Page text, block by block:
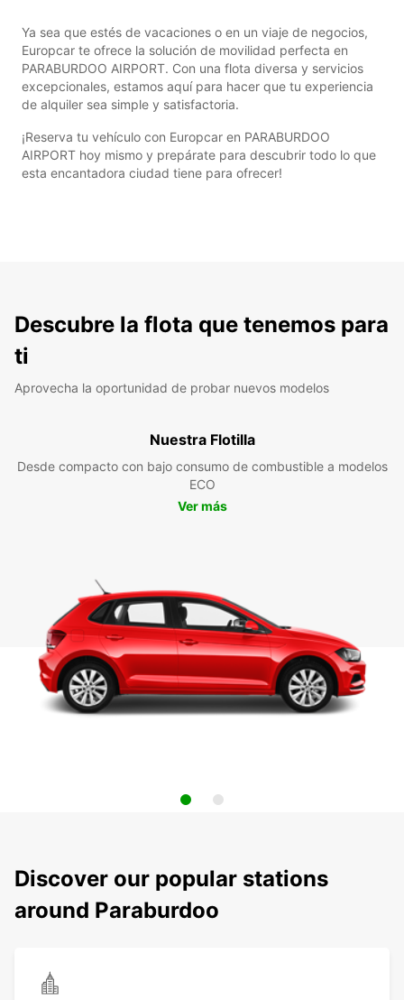
Ya sea que estés de vacaciones o en un viaje de negocios,
Europcar te ofrece la solución de movilidad perfecta en
PARABURDOO AIRPORT. Con una flota diversa y servicios
excepcionales, estamos aquí para hacer que tu experiencia
de alquiler sea simple y satisfactoria.
¡Reserva tu vehículo con Europcar en PARABURDOO
AIRPORT hoy mismo y prepárate para descubrir todo lo que
esta encantadora ciudad tiene para ofrecer!
Descubre la flota que tenemos para
ti
Aprovecha la oportunidad de probar nuevos modelos
Nuestra Flotilla
Desde compacto con bajo consumo de combustible a modelos
ECO
Ver más
Discover our popular stations
around Paraburdoo